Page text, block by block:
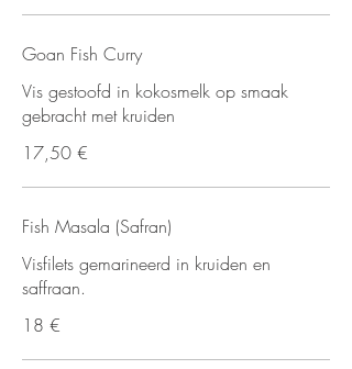
Goan Fish Curry
Vis gestoofd in kokosmelk op smaak
gebracht met kruiden
17,50 €
Fish Masala (Safran)
Visfilets gemarineerd in kruiden en
saffraan.
18 €